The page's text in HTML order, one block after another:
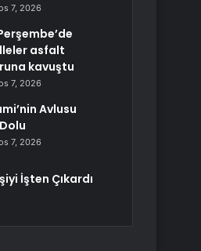
7, 2026
asfalt
kavuştu
7, 2026
Avlusu
7, 2026
İşten Çıkardı